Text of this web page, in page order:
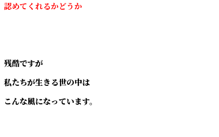
認めてくれるかどうか
残酷ですが
私たちが生きる世の中は
こんな風になっています。